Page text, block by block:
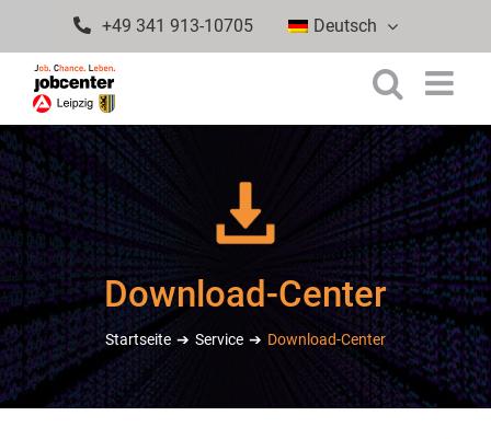
Inhalt
springen
+49 341 913-10705 Deutsch
Download-Center
Startseite Service Download-Center